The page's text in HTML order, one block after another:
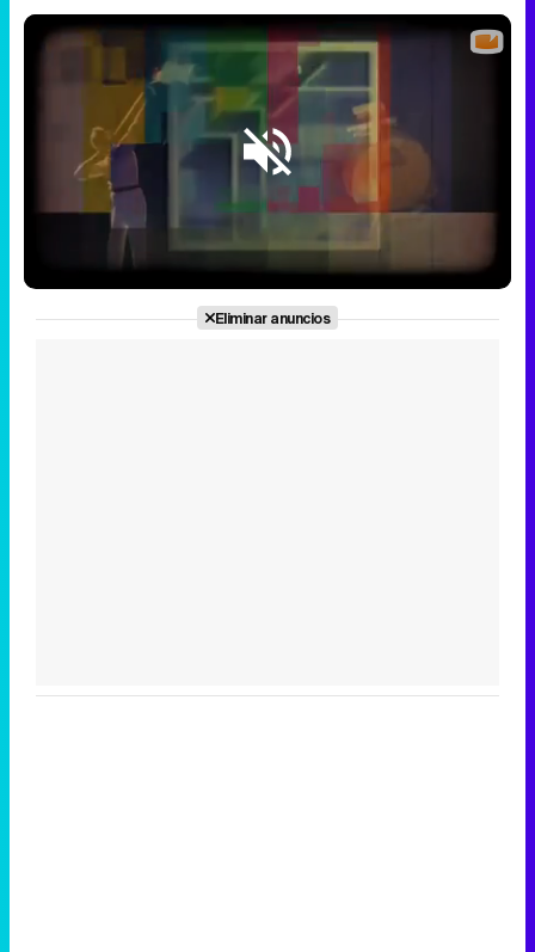
Unmute /
20.24%
Eliminar anuncios